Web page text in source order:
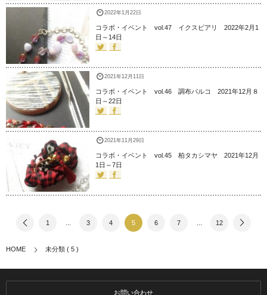
2022年1月22日
コラボ・イベント vol.47 イクスピアリ 2022年2月1
日～14日
2021年12月11日
コラボ・イベント vol.46 調布パルコ 2021年12月８
日～22日
2021年11月29日
コラボ・イベント vol.45 柏タカシマヤ 2021年12月
1日～7日
1 3 4 5 6 7 12
HOME 未分類 ( 5 )
お問い合わせ